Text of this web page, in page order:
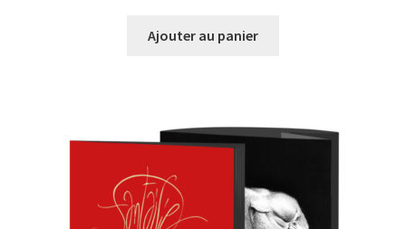
Ajouter au panier